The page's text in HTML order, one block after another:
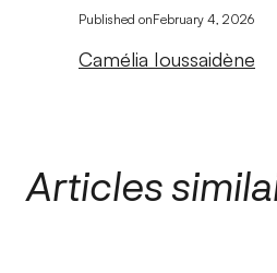
Published onFebruary 4, 2026
Camélia Ioussaidène
Articles